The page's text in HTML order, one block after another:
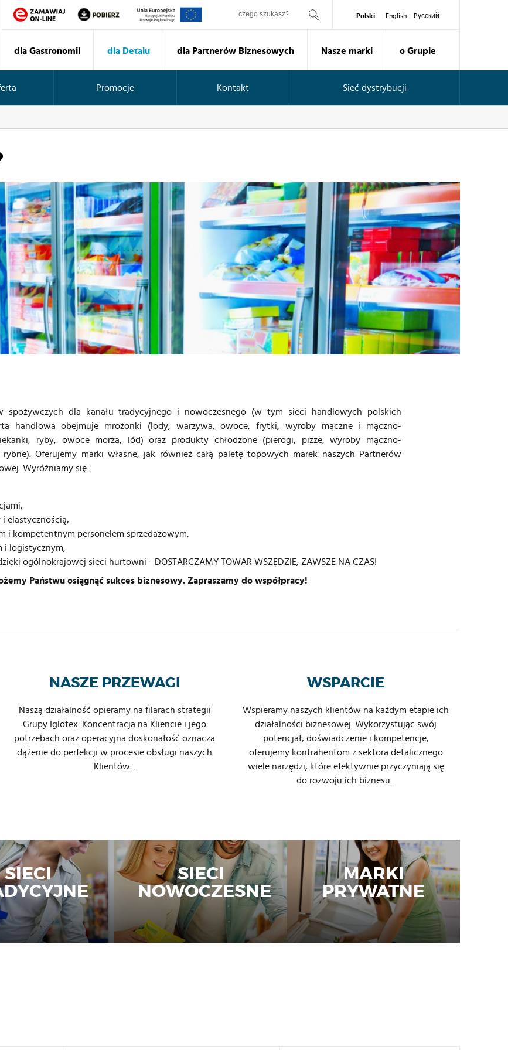
Polski English Pусский
dla Gastronomii dla Detalu dla Partnerów Biznesowych Nasze marki o Grupie
Promocje Kontakt Sieć dystrybucji
spożywczych dla kanału tradycyjnego i nowoczesnego (w tym sieci handlowych polskich
handlowa obejmuje mrożonki (lody, warzywa, owoce, frytki, wyroby mączne i mączno-
ryby, owoce morza, lód) oraz produkty chłodzone (pierogi, pizze, wyroby mączno-
Oferujemy marki własne, jak również całą paletę topowych marek naszych Partnerów
Wyróżniamy się:
elastycznością,
i kompetentnym personelem sprzedażowym,
i logistycznym,
ogólnokrajowej sieci hurtowni - DOSTARCZAMY TOWAR WSZĘDZIE, ZAWSZE NA CZAS!
Państwu osiągnąć sukces biznesowy. Zapraszamy do współpracy!
NASZE PRZEWAGI
Naszą działalność opieramy na filarach strategii
Grupy Iglotex. Koncentracja na Kliencie i jego
potrzebach oraz operacyjna doskonałość oznacza
dążenie do perfekcji w procesie obsługi naszych
Klientów...
WSPARCIE
Wspieramy naszych klientów na każdym etapie ich
działalności biznesowej. Wykorzystując swój
potencjał, doświadczenie i kompetencje,
oferujemy kontrahentom z sektora detalicznego
wiele narzędzi, które efektywnie przyczyniają się
do rozwoju ich biznesu...
SIECI SIECI
NOWOCZESNE
MARKI
PRYWATNE